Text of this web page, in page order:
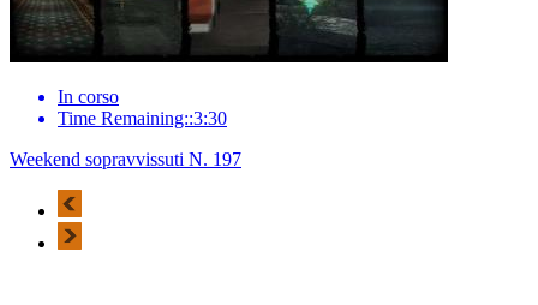
In corso
Time Remaining::3:30
Weekend sopravvissuti N. 197